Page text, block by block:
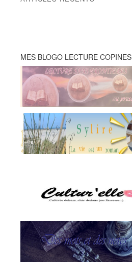
MES BLOGO LECTURE COPINES